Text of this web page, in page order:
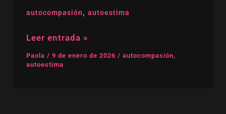
autocompasión, autoestima
Leer entrada »
Paola / 9 de enero de 2026 / autocompasión,
autoestima